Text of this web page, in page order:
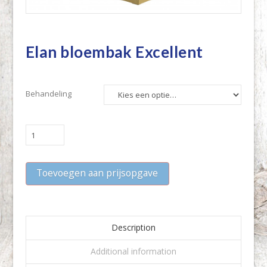
Elan bloembak Excellent
Behandeling
Elan
bloembak
quantity
Toevoegen aan prijsopgave
Description
Additional information